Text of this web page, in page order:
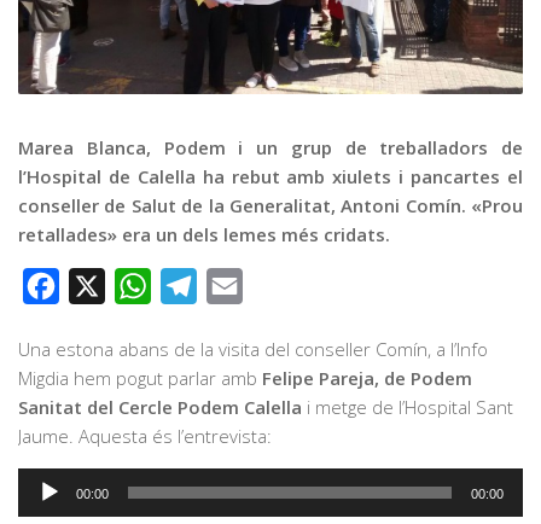
Publicitat
Contacte
Marea Blanca, Podem i un grup de treballadors de
l’Hospital de Calella ha rebut amb xiulets i pancartes el
conseller de Salut de la Generalitat, Antoni Comín. «Prou
retallades» era un dels lemes més cridats.
Facebook WhatsAppTelegram
Una estona abans de la visita del conseller Comín, a l’Info
Migdia hem pogut parlar amb Felipe Pareja, de Podem
Sanitat del Cercle Podem Calella i metge de l’Hospital Sant
Jaume. Aquesta és l’entrevista:
Reproductor
00:00 00:00